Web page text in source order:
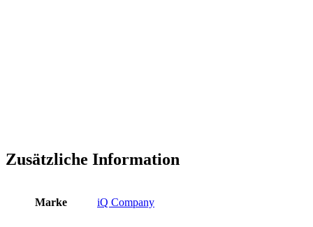
Zusätzliche Information
Marke iQ Company